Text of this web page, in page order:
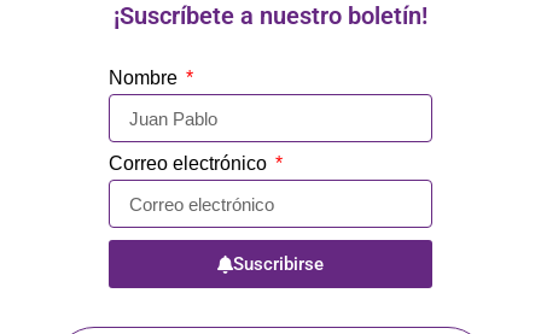
¡Suscríbete a nuestro boletín!
Nombre
Correo electrónico
Suscribirse